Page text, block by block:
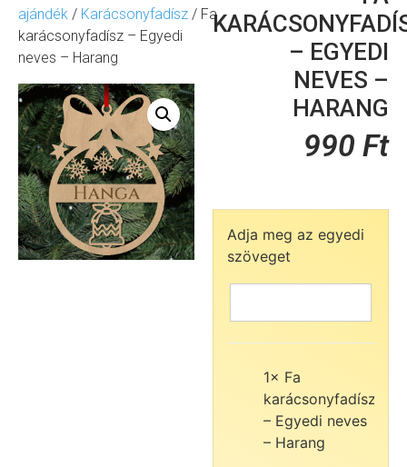
ajándék / Karácsonyfadísz / Fa
karácsonyfadísz – Egyedi
neves – Harang
– EGYEDI
NEVES –
HARANG
990 Ft
Adja meg az egyedi
szöveget
1× Fa
karácsonyfadísz
– Egyedi neves
– Harang